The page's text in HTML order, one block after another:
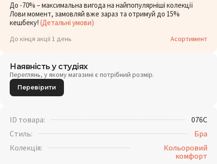
До -70% – максимальна вигода на найпопулярніші колекції
Лови момент, замовляй вже зараз та отримуй до 15%
кешбеку! (Детальні умови)
До кінця акції 1 день Асортимент
Наявність у студіях
Переглянь, у якому магазині є потрібний розмір.
Перевірити
ID товара:
076C
Стиль:
Бра
Колекція:
Кольоровий
комфорт